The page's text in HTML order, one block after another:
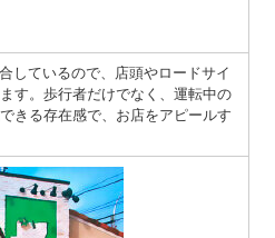
しているので、店頭やロードサイ
す。歩行者だけでなく、運転中の
きる存在感で、お店をアピールす